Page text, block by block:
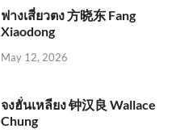
ฟางเสี่ยวตง 方晓东 Fang
Xiaodong
May 12, 2026
จงฮั่นเหลียง 钟汉良 Wallace
Chung